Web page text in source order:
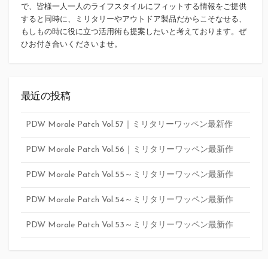
で、皆様一人一人のライフスタイルにフィットする情報をご提供
すると同時に、ミリタリーやアウトドア製品だからこそなせる、
もしもの時に役に立つ活用術も提案したいと考えております。ぜ
ひお付き合いくださいませ。
最近の投稿
PDW Morale Patch Vol.57｜ミリタリーワッペン最新作
PDW Morale Patch Vol.56｜ミリタリーワッペン最新作
PDW Morale Patch Vol.55～ミリタリーワッペン最新作
PDW Morale Patch Vol.54～ミリタリーワッペン最新作
PDW Morale Patch Vol.53～ミリタリーワッペン最新作